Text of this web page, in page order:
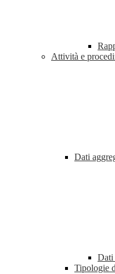
Attività e
Dati
Dati
Tipologie